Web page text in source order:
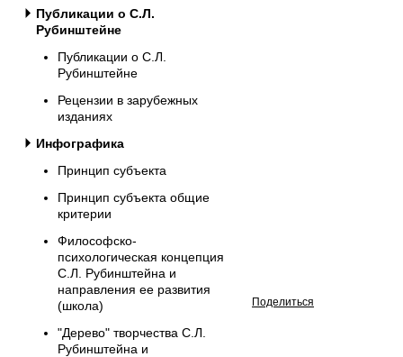
Публикации о С.Л.
Рубинштейне
Публикации о С.Л.
Рубинштейне
Рецензии в зарубежных
изданиях
Инфографика
Принцип субъекта
Принцип субъекта общие
критерии
Философско-
психологическая концепция
С.Л. Рубинштейна и
направления ее развития
(школа)
"Дерево" творчества С.Л.
Рубинштейна и
Поделиться